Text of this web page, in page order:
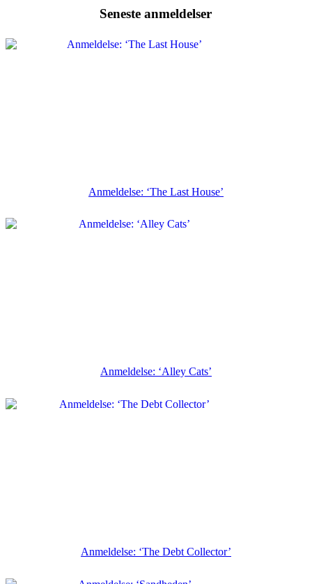
Seneste anmeldelser
Anmeldelse: ‘The Last House’
Anmeldelse: ‘Alley Cats’
Anmeldelse: ‘The Debt Collector’